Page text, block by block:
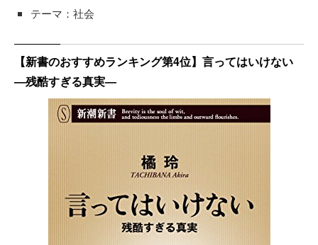
テーマ：社会
【新書のおすすめランキング第4位】言ってはいけない
―残酷すぎる真実―